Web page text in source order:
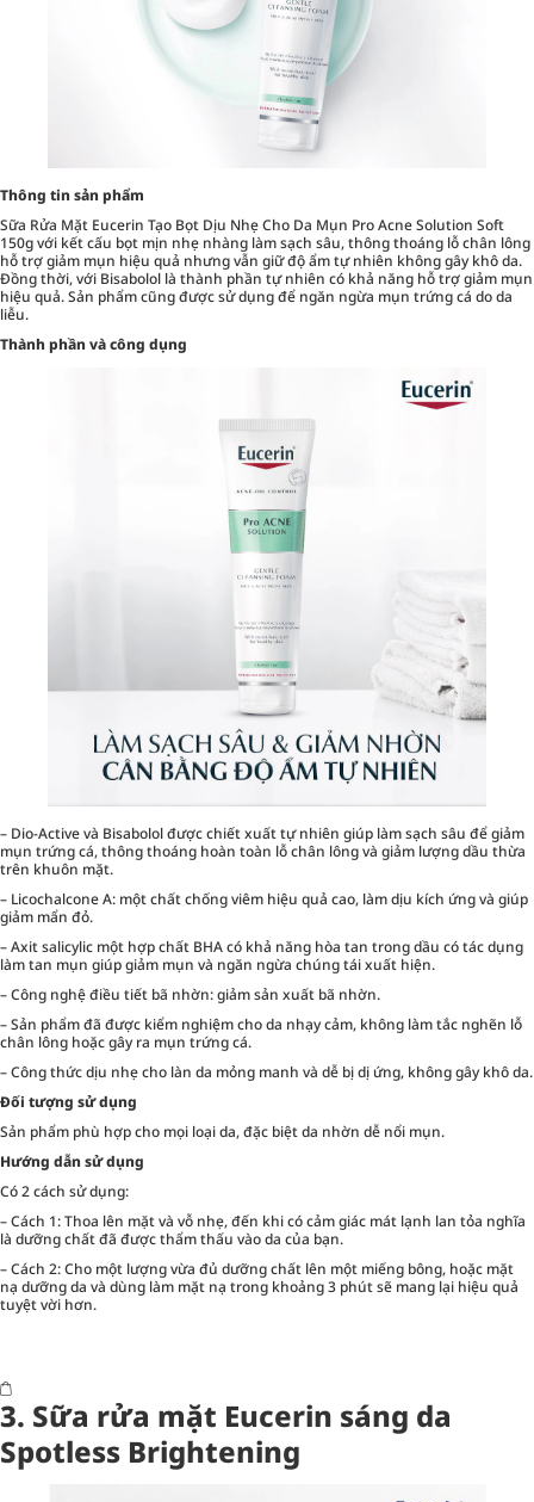
Thông tin sản phẩm
Sữa Rửa Mặt Eucerin Tạo Bọt Dịu Nhẹ Cho Da Mụn Pro Acne Solution Soft
150g với kết cấu bọt mịn nhẹ nhàng làm sạch sâu, thông thoáng lỗ chân lông
hỗ trợ giảm mụn hiệu quả nhưng vẫn giữ độ ẩm tự nhiên không gây khô da.
Đồng thời, với Bisabolol là thành phần tự nhiên có khả năng hỗ trợ giảm mụn
hiệu quả. Sản phẩm cũng được sử dụng để ngăn ngừa mụn trứng cá do da
liễu.
Thành phần và công dụng
– Dio-Active và Bisabolol được chiết xuất tự nhiên giúp làm sạch sâu để giảm
mụn trứng cá, thông thoáng hoàn toàn lỗ chân lông và giảm lượng dầu thừa
trên khuôn mặt.
– Licochalcone A: một chất chống viêm hiệu quả cao, làm dịu kích ứng và giúp
giảm mẩn đỏ.
– Axit salicylic một hợp chất BHA có khả năng hòa tan trong dầu có tác dụng
làm tan mụn giúp giảm mụn và ngăn ngừa chúng tái xuất hiện.
– Công nghệ điều tiết bã nhờn: giảm sản xuất bã nhờn.
– Sản phẩm đã được kiểm nghiệm cho da nhạy cảm, không làm tắc nghẽn lỗ
chân lông hoặc gây ra mụn trứng cá.
– Công thức dịu nhẹ cho làn da mỏng manh và dễ bị dị ứng, không gây khô da.
Đối tượng sử dụng
Sản phẩm phù hợp cho mọi loại da, đặc biệt da nhờn dễ nổi mụn.
Hướng dẫn sử dụng
Có 2 cách sử dụng:
– Cách 1: Thoa lên mặt và vỗ nhẹ, đến khi có cảm giác mát lạnh lan tỏa nghĩa
là dưỡng chất đã được thẩm thấu vào da của bạn.
– Cách 2: Cho một lượng vừa đủ dưỡng chất lên một miếng bông, hoặc mặt
nạ dưỡng da và dùng làm mặt nạ trong khoảng 3 phút sẽ mang lại hiệu quả
tuyệt vời hơn.
3. Sữa rửa mặt Eucerin sáng da
Spotless Brightening